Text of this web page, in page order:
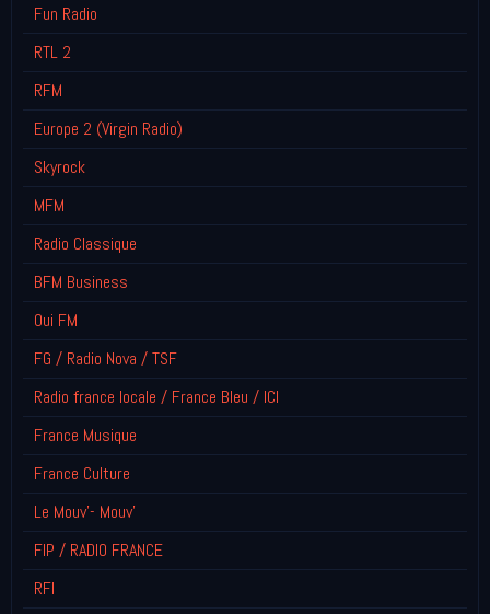
Fun Radio
RTL 2
RFM
Europe 2 (Virgin Radio)
Skyrock
MFM
Radio Classique
BFM Business
Oui FM
FG / Radio Nova / TSF
Radio france locale / France Bleu / ICI
France Musique
France Culture
Le Mouv'- Mouv'
FIP / RADIO FRANCE
RFI